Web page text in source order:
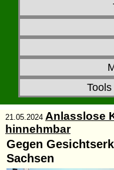
21.05.2024 Anlasslose
hinnehmbar
Gegen
Sachsen